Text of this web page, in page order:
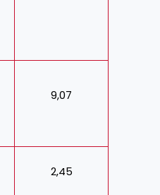
9,07
2,45